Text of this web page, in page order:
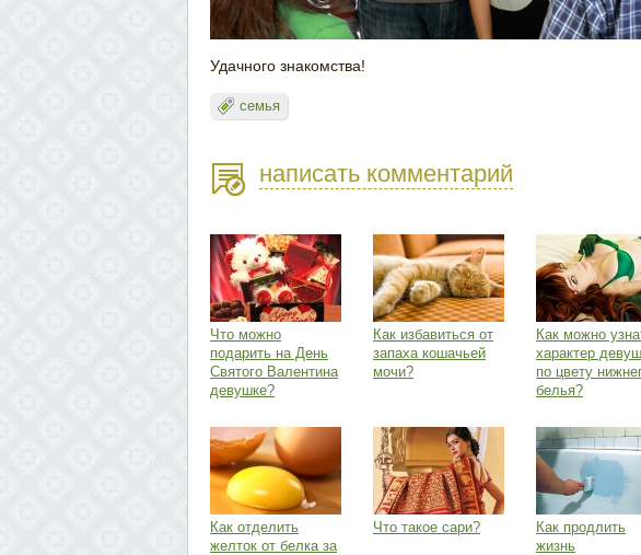
Удачного знакомства!
семья
написать комментарий
Что можно
подарить на День
Святого Валентина
девушке?
Как избавиться от
запаха кошачьей
мочи?
Как можно
характер
по цвету
белья?
Как отделить
желток от белка за
Что такое сари?
Как продлить
жизнь